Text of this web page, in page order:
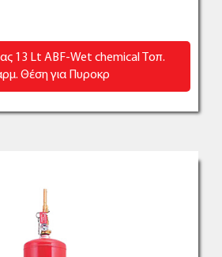
13 Lt ABF-Wet chemical Τοπ.
Θέση για Πυροκρ